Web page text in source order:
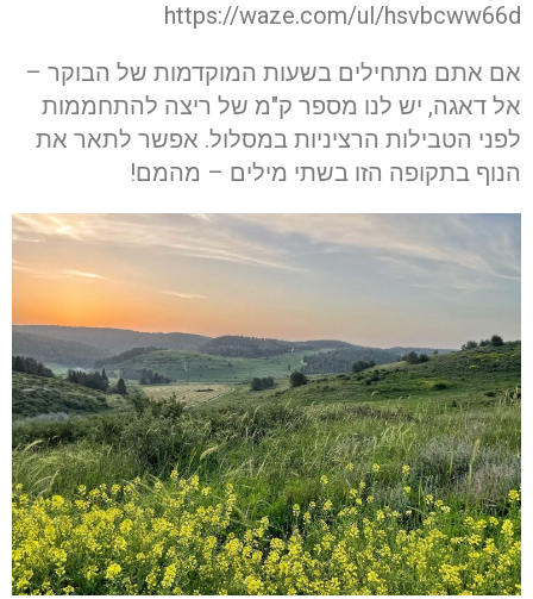
https://waze.com/ul/hsvbcww66d
אם אתם מתחילים בשעות המוקדמות של הבוקר –
אל דאגה, יש לנו מספר ק"מ של ריצה להתחממות
לפני הטבילות הרציניות במסלול. אפשר לתאר את
הנוף בתקופה הזו בשתי מילים – מהמם!